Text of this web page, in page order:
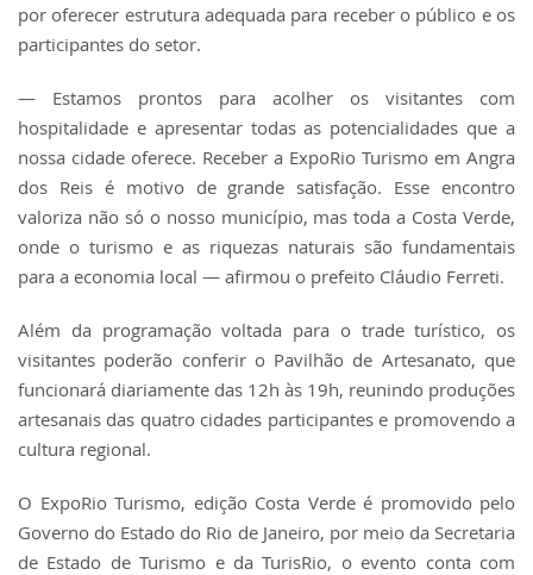
por oferecer estrutura adequada para receber o público e os
participantes do setor.
— Estamos prontos para acolher os visitantes com
hospitalidade e apresentar todas as potencialidades que a
nossa cidade oferece. Receber a ExpoRio Turismo em Angra
dos Reis é motivo de grande satisfação. Esse encontro
valoriza não só o nosso município, mas toda a Costa Verde,
onde o turismo e as riquezas naturais são fundamentais
para a economia local — afirmou o prefeito Cláudio Ferreti.
Além da programação voltada para o trade turístico, os
visitantes poderão conferir o Pavilhão de Artesanato, que
funcionará diariamente das 12h às 19h, reunindo produções
artesanais das quatro cidades participantes e promovendo a
cultura regional.
O ExpoRio Turismo, edição Costa Verde é promovido pelo
Governo do Estado do Rio de Janeiro, por meio da Secretaria
de Estado de Turismo e da TurisRio, o evento conta com